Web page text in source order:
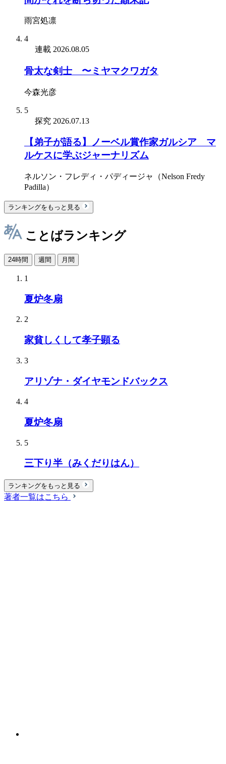
雨宮処凛
4
連載 2026.08.05
骨太な剣士 〜ミヤマクワガタ
今森光彦
5
探究 2026.07.13
【弟子が語る】ノーベル賞作家ガルシア゠マ
ルケスに学ぶジャーナリズム
ネルソン・フレディ・パディージャ（Nelson Fredy
Padilla）
ランキングをもっと見る
ことばランキング
24時間 週間 月間
1
夏炉冬扇
2
家貧しくして孝子顕る
3
アリゾナ・ダイヤモンドバックス
4
夏炉冬扇
5
三下り半（みくだりはん）
ランキングをもっと見る
著者一覧はこちら